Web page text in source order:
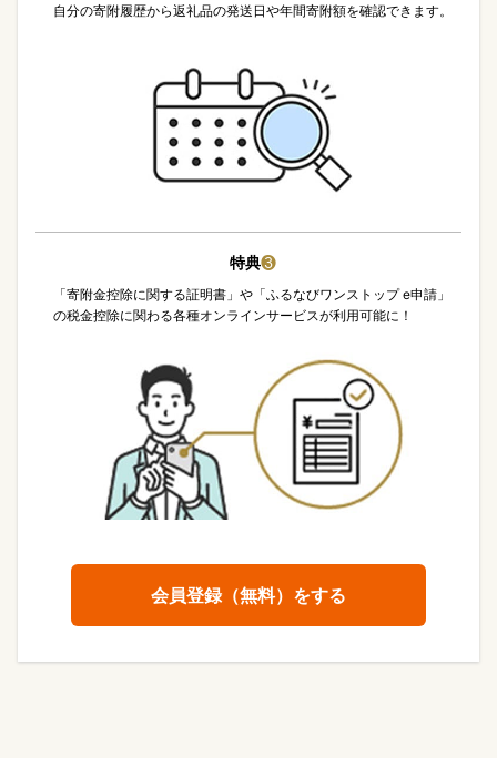
自分の寄附履歴から返礼品の発送日や年間寄附額を確認できます。
特典❸
「寄附金控除に関する証明書」や「ふるなびワンストップ e申請」
の税金控除に関わる各種オンラインサービスが利用可能に！
会員登録（無料）をする